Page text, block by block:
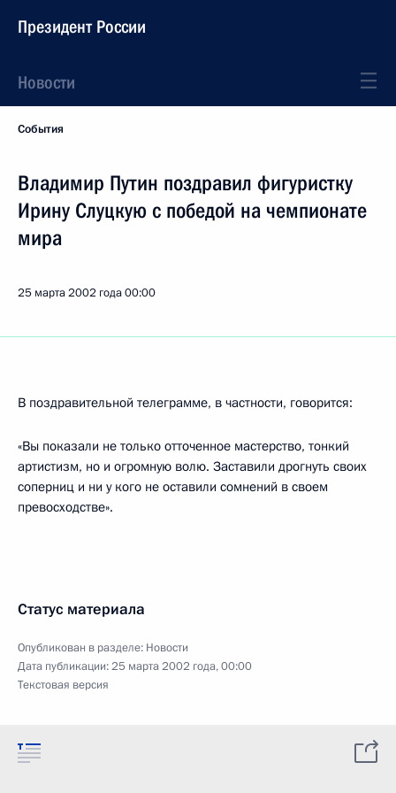
Президент России
Новости
События
Владимир Путин поздравил фигуристку
Ирину Слуцкую с победой на чемпионате
мира
25 марта 2002 года00:00
В поздравительной телеграмме, в частности, говорится:
«Вы показали не только отточенное мастерство, тонкий
артистизм, но и огромную волю. Заставили дрогнуть своих
соперниц и ни у кого не оставили сомнений в своем
превосходстве».
Статус материала
Опубликован в разделе: Новости
Дата публикации:25 марта 2002 года, 00:00
Текстовая версия